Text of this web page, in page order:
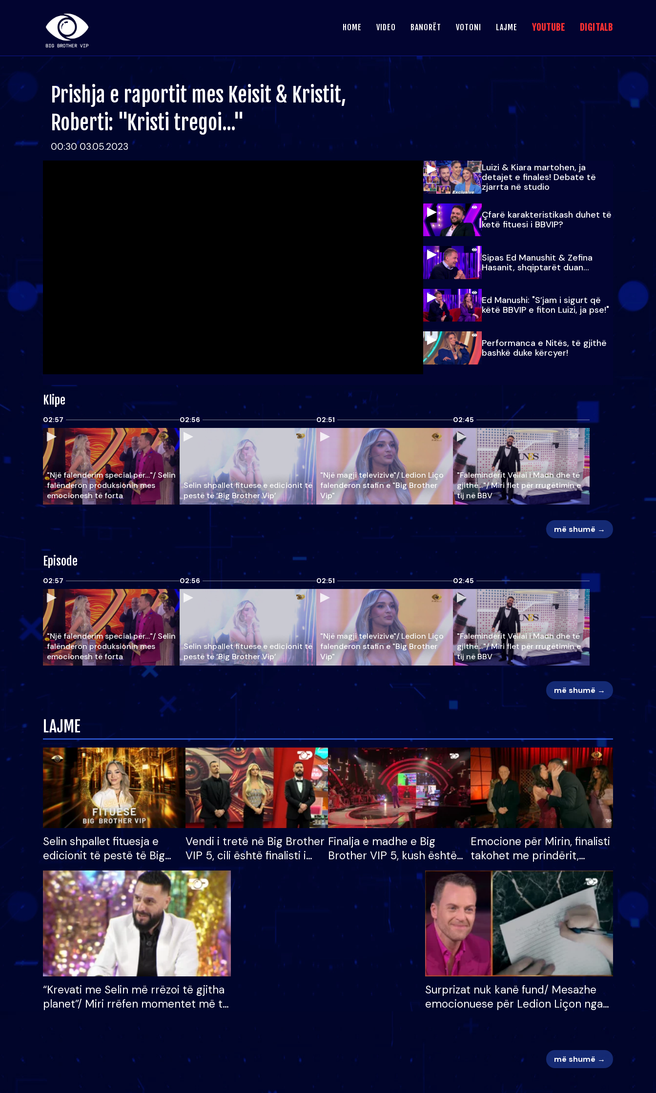
HOME VIDEO BANORËT VOTONI LAJME YOUTUBE DIGITALB
Prishja e raportit mes Keisit & Kristit,
Roberti: "Kristi tregoi..."
00:30 03.05.2023
Luizi & Kiara martohen, ja
detajet e finales! Debate të
zjarrta në studio
Çfarë karakteristikash duhet të
ketë fituesi i BBVIP?
Sipas Ed Manushit & Zefina
Hasanit, shqiptarët duan...
Ed Manushi: "S’jam i sigurt që
këtë BBVIP e fiton Luizi, ja pse!"
Performanca e Nitës, të gjithë
bashkë duke kërcyer!
Klipe
02:57
"Një falenderim special për…"/ Selin
falënderon produksionin mes
emocionesh të forta
02:56
Selin shpallet fituese e edicionit të
pestë të ‘Big Brother Vip’
02:51
"Një magji televizive"/ Ledion Liço
falenderon stafin e "Big Brother
Vip"
02:45
"Faleminderit Vëllai i Madh dhe të
gjithë…"/ Miri flet për rrugëtimin e
tij në BBV
më shumë →
Episode
02:57
"Një falenderim special për…"/ Selin
falënderon produksionin mes
emocionesh të forta
02:56
Selin shpallet fituese e edicionit të
pestë të ‘Big Brother Vip’
02:51
"Një magji televizive"/ Ledion Liço
falenderon stafin e "Big Brother
Vip"
02:45
"Faleminderit Vëllai i Madh dhe të
gjithë…"/ Miri flet për rrugëtimin e
tij në BBV
më shumë →
LAJME
Selin shpallet fituesja e
edicionit të pestë të Big
Brother VIP, rrëmben
çmimin e madh prej 100
mijë eurosh
Vendi i tretë në Big Brother
VIP 5, cili është finalisti i
radhës që lë shtëpinë
Finalja e madhe e Big
Brother VIP 5, kush është
banori i parë që lë shtëpinë
dhe humb mundësinë për
të fituar çmimin e madh
Emocione për Mirin, finalisti
takohet me prindërit,
vajzën dhe bashkëshorten:
S’kemi ndonjë letër divorci
apo jo?
“Krevati me Selin më rrëzoi të gjitha
planet”/ Miri rrëfen momentet më të
mungojë zilja e mëngjesit kur…
Surprizat nuk kanë fund/ Mesazhe
emocionuese për Ledion Liçon nga
më shumë →